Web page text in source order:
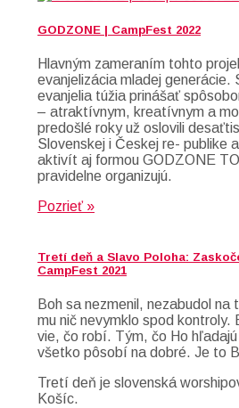
GODZONE | CampFest 2022
Hlavným zameraním tohto
evanjelizácia mladej generácie.
evanjelia túžia prinášať
– atraktívnym, kreatívnym a
predošlé roky už oslovili
Slovenskej i Českej re- publike
aktivít aj formou GODZONE
pravidelne organizujú.
Pozrieť »
Tretí deň a Slavo Poloha:
CampFest 2021
Boh sa nezmenil, nezabudol na
mu nič nevymklo spod kontroly.
vie, čo robí. Tým, čo Ho
všetko pôsobí na dobré. Je to
Tretí deň je slovenská
Košíc.